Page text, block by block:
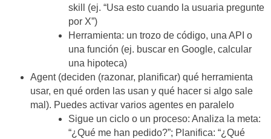
skill (ej. “Usa esto cuando la usuaria pregunte
por X”)
Herramienta: un trozo de código, una API o
una función (ej. buscar en Google, calcular
una hipoteca)
Agent (deciden (razonar, planificar) qué herramienta
usar, en qué orden las usan y qué hacer si algo sale
mal). Puedes activar varios agentes en paralelo
Sigue un ciclo o un proceso: Analiza la meta:
“¿Qué me han pedido?”; Planifica: “¿Qué